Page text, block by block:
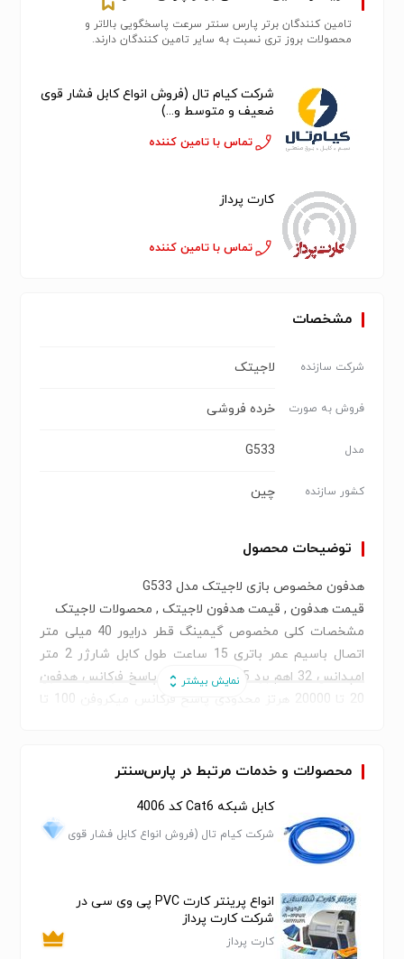
تامین کنندگان برتر پارس سنتر سرعت پاسخگویی بالاتر و
محصولات بروز تری نسبت به سایر تامین کنندگان دارند.
شرکت کیام تال (فروش انواع کابل فشار قوی
ضعیف و متوسط و...)
تماس با تامین کننده
کارت پرداز
تماس با تامین کننده
مشخصات
شرکت سازنده لاجیتک
فروش به صورت خرده فروشی
مدل G533
کشور سازنده چین
توضیحات محصول
هدفون مخصوص بازی لاجیتک مدل G533
قیمت هدفون , قیمت هدفون لاجیتک , محصولات لاجیتک
مشخصات کلی مخصوص گیمینگ قطر درایور 40 میلی متر
اتصال باسیم عمر باتری 15 ساعت طول کابل شارژر 2 متر
امپدانس 32 اهم برد 15 متر محدود‌ی پاسخ فرکانس هدفون
20 تا 20000 هرتز محدود‌ی پاسخ فرکانس میکروفن 100 تا
محصولات و خدمات مرتبط در پارس‌سنتر
کابل شبکه Cat6 کد 4006
شرکت کیام تال (فروش انواع کابل فشار قوی
انواع پرینتر کارت PVC پی وی سی در
شرکت کارت پرداز
کارت پرداز